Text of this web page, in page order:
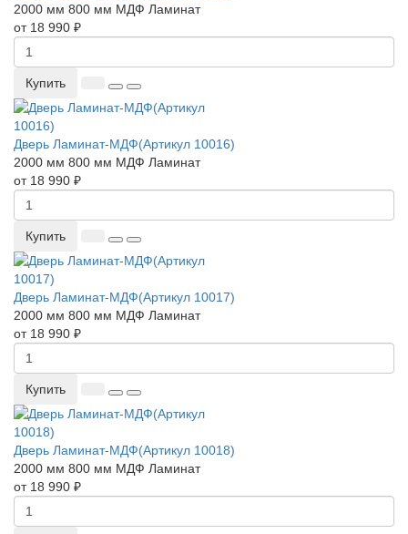
2000 мм 800 мм МДФ Ламинат
от 18 990 ₽
Купить
Дверь Ламинат-МДФ(Артикул 10016)
2000 мм 800 мм МДФ Ламинат
от 18 990 ₽
Купить
Дверь Ламинат-МДФ(Артикул 10017)
2000 мм 800 мм МДФ Ламинат
от 18 990 ₽
Купить
Дверь Ламинат-МДФ(Артикул 10018)
2000 мм 800 мм МДФ Ламинат
от 18 990 ₽